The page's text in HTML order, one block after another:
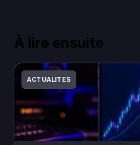
À lire ensuite
ACTUALITES